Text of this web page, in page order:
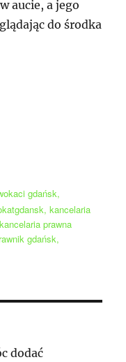
aucie, a jego
do środka
gdańsk,
,kancelaria
kancelaria prawna
gdańsk,
dodać